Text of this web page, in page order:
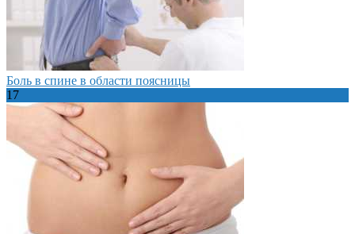
Боль в спине в области поясницы
17